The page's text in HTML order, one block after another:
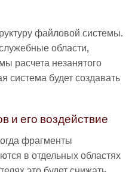
файловой системы.
области,
расчета незанятого
система будет создавать
и его воздействие
фрагменты
в отдельных областях